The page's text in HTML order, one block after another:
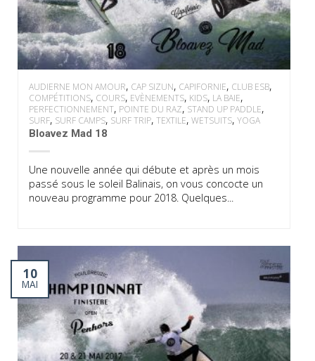
AUDIERNE MON AMOUR, CAP SIZUN, CAPIFORNIE, CLUB ESB,
COMPÉTITIONS, COURS, EVÈNEMENTS, KIDS, LA BAIE,
PERFECTIONNEMENT, POINTE DU RAZ, STAND UP PADDLE,
SURF, SURF CAMPS, SURF TRIP, TEXTILE, WETSUITS, YOGA
Bloavez Mad 18
Une nouvelle année qui débute et après un mois
passé sous le soleil Balinais, on vous concocte un
nouveau programme pour 2018. Quelques...
10
MAI